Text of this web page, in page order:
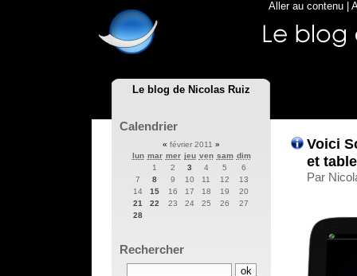
Le blog de Nicolas Ruiz
Aller au contenu
Voici
et
Par
Calendrier
« février 2011 »
lun mar mer jeu ven sam dim
1
2 3 4 5
6
7
8 9 10 11 12
13
14
15 16 17 18 19
20
21
22 23 24 25 26
27
28
Rechercher